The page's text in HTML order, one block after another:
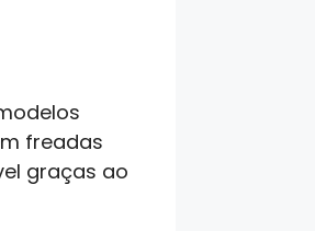
freadas
graças ao